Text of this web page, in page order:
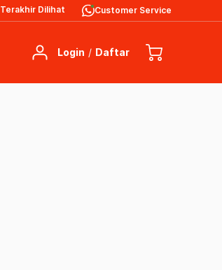
Terakhir Dilihat Customer Service
Login / Daftar